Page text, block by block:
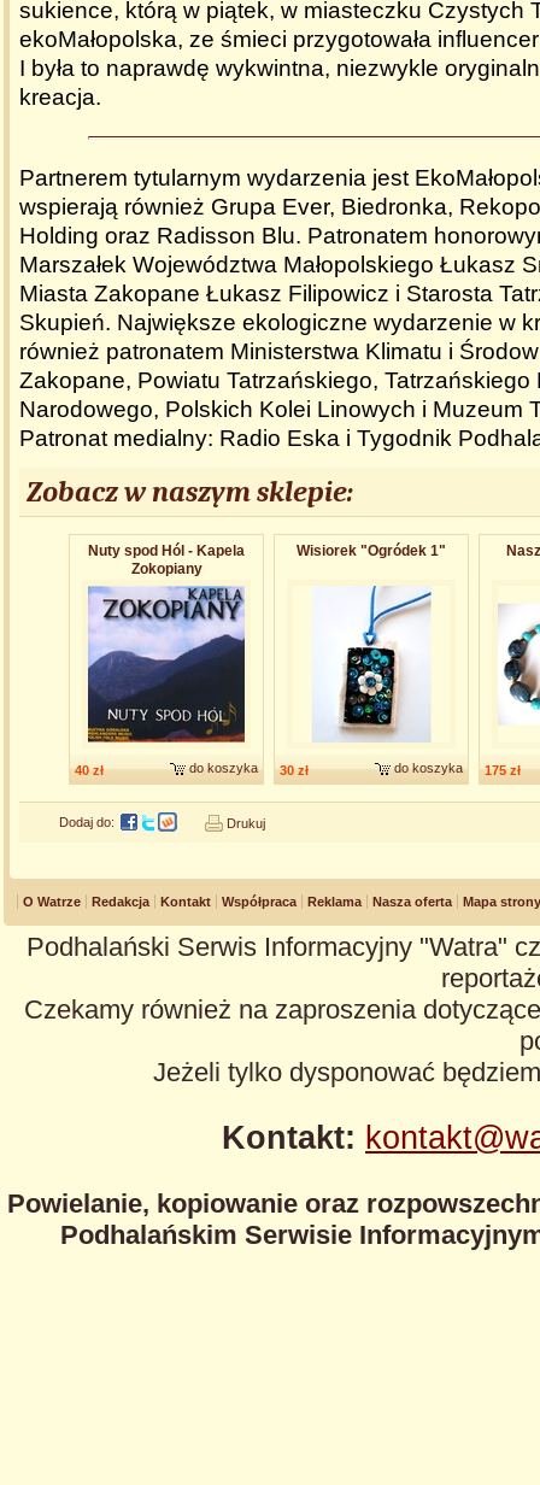
sukience, którą w piątek, w miasteczku Czystych
ekoMałopolska, ze śmieci przygotowała
I była to naprawdę wykwintna, niezwykle
kreacja.
Partnerem tytularnym wydarzenia jest
wspierają również Grupa Ever, Biedronka,
Holding oraz Radisson Blu. Patronatem
Marszałek Województwa Małopolskiego Łukasz
Miasta Zakopane Łukasz Filipowicz i Starosta
Skupień. Największe ekologiczne wydarzenie w
również patronatem Ministerstwa Klimatu i
Zakopane, Powiatu Tatrzańskiego, Tatrzańskiego
Narodowego, Polskich Kolei Linowych i Muzeum
Patronat medialny: Radio Eska i Tygodnik
Zobacz w naszym sklepie:
Nuty spod Hól - Kapela
Zokopiany
40 zł do koszyka
Wisiorek "Ogródek 1"
30 zł do koszyka 175 zł
Dodaj do: Drukuj
O Watrze Redakcja Kontakt Współpraca Reklama Nasza oferta Mapa strony
Podhalański Serwis Informacyjny "Watra"
Czekamy również na zaproszenia
Jeżeli tylko dysponować
Kontakt:
Powielanie, kopiowanie oraz
Podhalańskim Serwisie